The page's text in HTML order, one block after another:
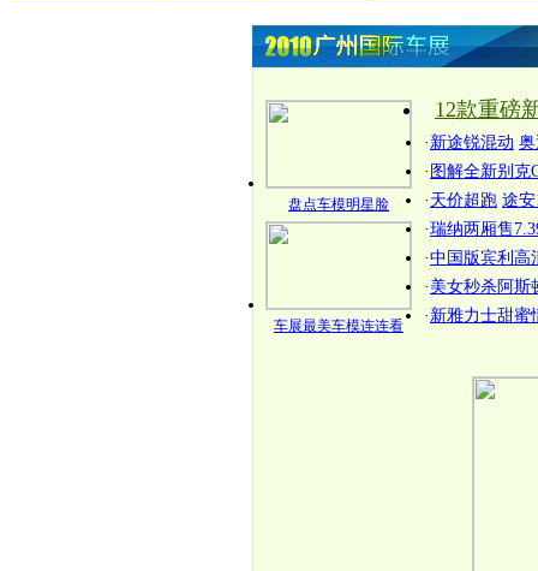
盘点车模明星脸
车展最美车模连连看
12款重磅
· 新途锐混动
· 图解全新别克
· 天价超跑 途安
·瑞纳两厢售
·中国版宾利高
· 美女秒杀阿斯
· 新雅力士甜蜜